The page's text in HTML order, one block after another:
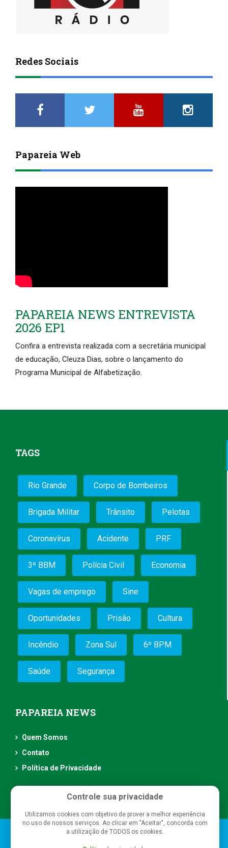
Redes Sociais
Papareia Web
PAPAREIA NEWS ENTREVISTA
2026 EP1
Confira a entrevista realizada com a secretária municipal
de educação, Cleuza Dias, sobre o lançamento do
Programa Municipal de Alfabetização.
TAGS
Rio Grande Corpo de Bombeiros
Brigada Militar Trânsito Pelotas
Coronavírus Acidente PRF
3º BBM Polícia Civil Economia
Vagas de emprego Sine
Oportunidades Prisão Cultura
Incêndio Zona Sul 6º BPM
Saúde Segurança
PAPAREIA NEWS
Quem Somos
Contato
Política de Privacidade
Papareia News - Todos os direitos reservados
Controle sua privacidade
Utilizamos cookies com objetivo de prover a melhor experiência
no uso de nossos serviços. Ao clicar em "Aceitar", concorda com
a utilização de TODOS os cookies.